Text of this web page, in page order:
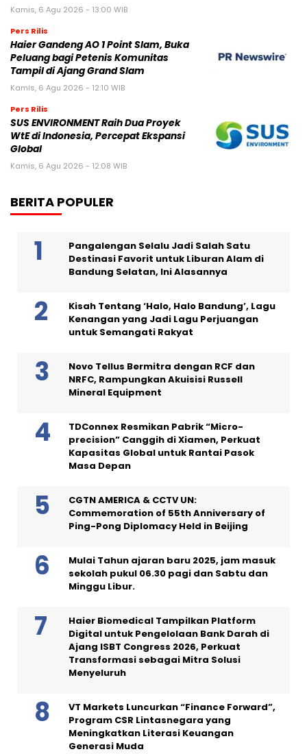
Kamis, 6 Agu 2026 - 13:00 WIB
Pers Rilis
Haier Gandeng AO 1 Point Slam, Buka
Peluang bagi Petenis Komunitas
Tampil di Ajang Grand Slam
Kamis, 6 Agu 2026 - 12:10 WIB
Pers Rilis
SUS ENVIRONMENT Raih Dua Proyek
WtE di Indonesia, Percepat Ekspansi
Global
Kamis, 6 Agu 2026 - 12:08 WIB
BERITA POPULER
Pangalengan Selalu Jadi Salah Satu
Destinasi Favorit untuk Liburan Alam di
Bandung Selatan, Ini Alasannya
Kisah Tentang ‘Halo, Halo Bandung’, Lagu
Kenangan yang Jadi Lagu Perjuangan
untuk Semangati Rakyat
Novo Tellus Bermitra dengan RCF dan
NRFC, Rampungkan Akuisisi Russell
Mineral Equipment
TDConnex Resmikan Pabrik “Micro-
precision” Canggih di Xiamen, Perkuat
Kapasitas Global untuk Rantai Pasok
Masa Depan
CGTN AMERICA & CCTV UN:
Commemoration of 55th Anniversary of
Ping-Pong Diplomacy Held in Beijing
Mulai Tahun ajaran baru 2025, jam masuk
sekolah pukul 06.30 pagi dan Sabtu dan
Minggu Libur.
Haier Biomedical Tampilkan Platform
Digital untuk Pengelolaan Bank Darah di
Ajang ISBT Congress 2026, Perkuat
Transformasi sebagai Mitra Solusi
Menyeluruh
VT Markets Luncurkan “Finance Forward”,
Program CSR Lintasnegara yang
Meningkatkan Literasi Keuangan
Generasi Muda